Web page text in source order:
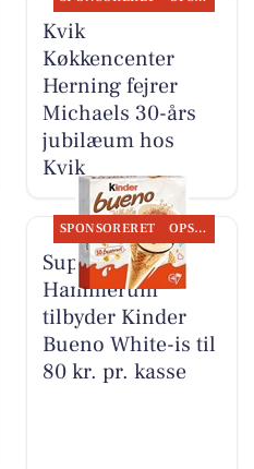
Kvik
Køkkencenter
Herning fejrer
Michaels 30-års
jubilæum hos
Kvik
SPONSORERET OPSLAGSTAVLEN
SuperBrugsen
Hammerum
tilbyder Kinder
Bueno White-is til
80 kr. pr. kasse